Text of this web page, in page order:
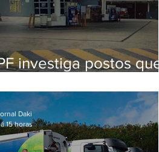
investiga postos que
de secretário
em 2020
Daki
15 horas